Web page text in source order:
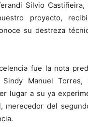
Silvio
proyecto,
su destreza
fue la nota
Sindy Manuel
lugar a su ya
merecedor del